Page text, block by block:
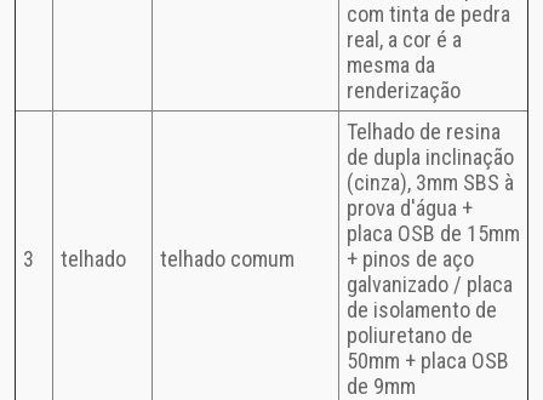
com tinta de pedra
real, a cor é a
mesma da
renderização
3 telhado telhado comum
Telhado de resina
de dupla inclinação
(cinza), 3mm SBS à
prova d'água +
placa OSB de 15mm
+ pinos de aço
galvanizado / placa
de isolamento de
poliuretano de
50mm + placa OSB
de 9mm